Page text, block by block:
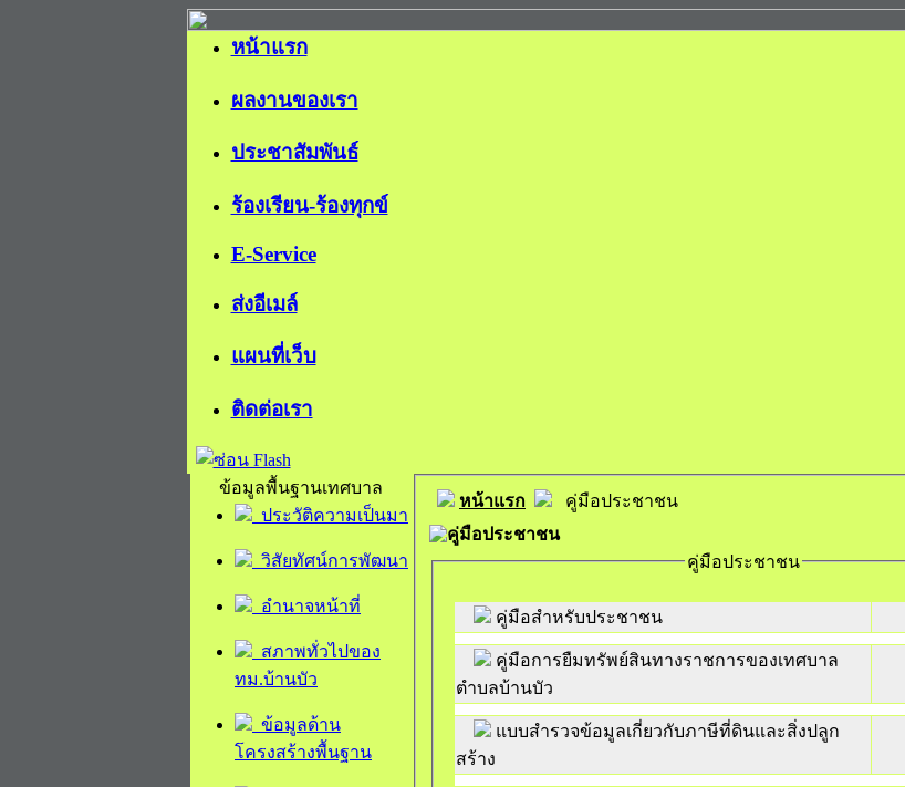
หน้าแรก
ผลงานของเรา
ประชาสัมพันธ์
ร้องเรียน-ร้องทุกข์
E-Service
ส่งอีเมล์
แผนที่เว็บ
ติดต่อเรา
ข้อมูลพื้นฐานเทศบาล
ประวัติความเป็นมา
วิสัยทัศน์การพัฒนา
อำนาจหน้าที่
สภาพทั่วไปของ
ทม.บ้านบัว
ข้อมูลด้าน
โครงสร้างพื้นฐาน
หน้าแรก
คู่มือประชาชน
คู่มือประชาชน
คู่มือประชาชน
คู่มือสำหรับประชาชน
คู่มือการยืมทรัพย์สินทางราชการของเทศบาล
ตำบลบ้านบัว
แบบสำรวจข้อมูลเกี่ยวกับภาษีที่ดินและสิ่งปลูก
สร้าง